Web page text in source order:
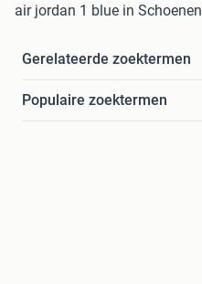
air jordan 1 blue in Schoenen
Gerelateerde zoektermen
Populaire zoektermen